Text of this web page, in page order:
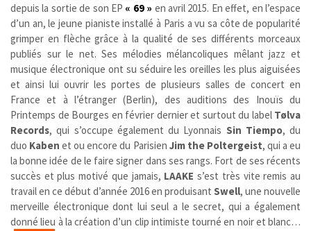
depuis la sortie de son EP « 69 » en avril 2015. En effet, en l’espace
d’un an, le jeune pianiste installé à Paris a vu sa côte de popularité
grimper en flèche grâce à la qualité de ses différents morceaux
publiés sur le net. Ses mélodies mélancoliques mêlant jazz et
musique électronique ont su séduire les oreilles les plus aiguisées
et ainsi lui ouvrir les portes de plusieurs salles de concert en
France et à l’étranger (Berlin), des auditions des Inouïs du
Printemps de Bourges en février dernier et surtout du label Tølva
Records, qui s’occupe également du Lyonnais Sin Tiempo, du
duo Kaben et ou encore du Parisien Jim the Poltergeist, qui a eu
la bonne idée de le faire signer dans ses rangs. Fort de ses récents
succès et plus motivé que jamais, LAAKE s’est très vite remis au
travail en ce début d’année 2016 en produisant Swell, une nouvelle
merveille électronique dont lui seul a le secret, qui a également
donné lieu à la création d’un clip intimiste tourné en noir et blanc…